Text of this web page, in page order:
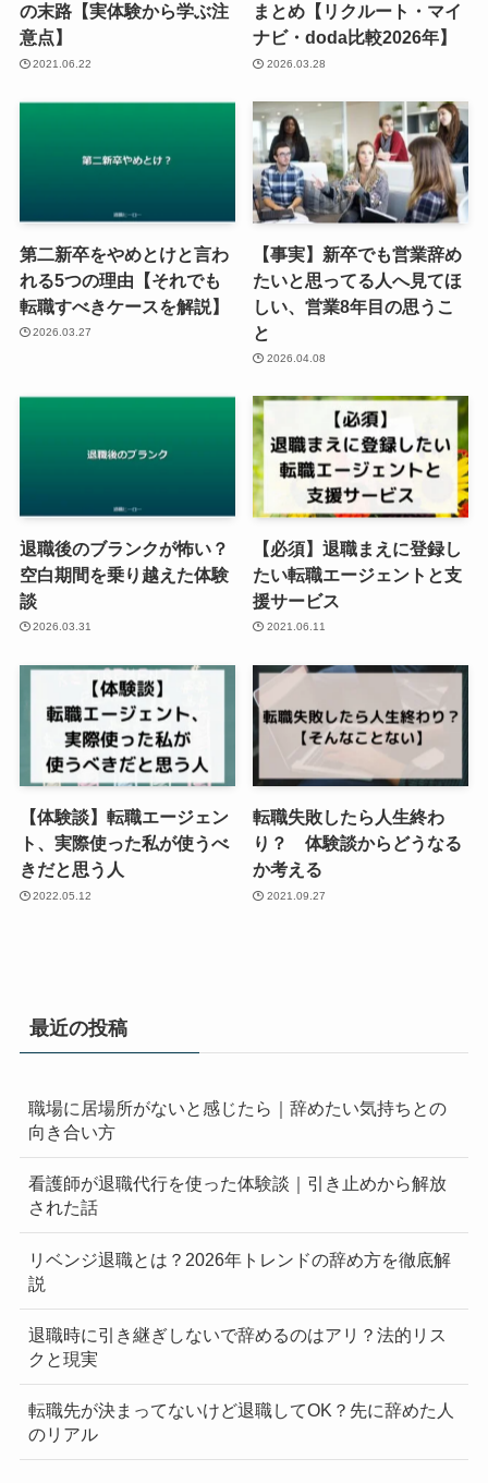
の末路【実体験から学ぶ注
意点】
2021.06.22
まとめ【リクルート・マイ
ナビ・doda比較2026年】
2026.03.28
第二新卒をやめとけと言わ
れる5つの理由【それでも
転職すべきケースを解説】
2026.03.27
【事実】新卒でも営業辞め
たいと思ってる人へ見てほ
しい、営業8年目の思うこ
と
2026.04.08
退職後のブランクが怖い？
空白期間を乗り越えた体験
談
2026.03.31
【必須】退職まえに登録し
たい転職エージェントと支
援サービス
2021.06.11
【体験談】転職エージェン
ト、実際使った私が使うべ
きだと思う人
2022.05.12
転職失敗したら人生終わ
り？ 体験談からどうなる
か考える
2021.09.27
最近の投稿
職場に居場所がないと感じたら｜辞めたい気持ちとの
向き合い方
看護師が退職代行を使った体験談｜引き止めから解放
された話
リベンジ退職とは？2026年トレンドの辞め方を徹底解
説
退職時に引き継ぎしないで辞めるのはアリ？法的リス
クと現実
転職先が決まってないけど退職してOK？先に辞めた人
のリアル